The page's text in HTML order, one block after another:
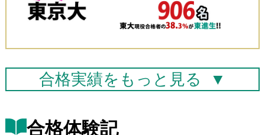
合格実績を もっと見る ▼
合格体験記